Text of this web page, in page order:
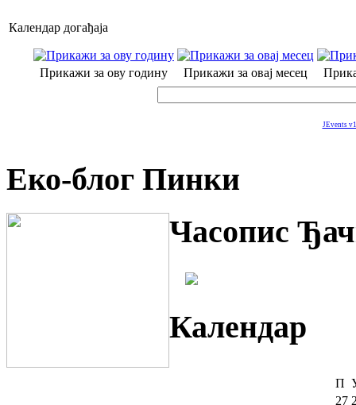
Календар догађаја
Прикажи за ову годину Прикажи за овај месец
JEvents
Еко-блог Пинки
Часопис
Календар
П
27